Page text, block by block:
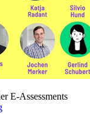
E-Assessments